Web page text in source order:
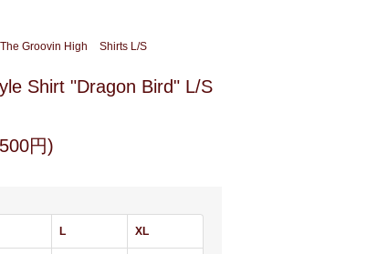
The Groovin High Shirts L/S
Shirt "Dragon Bird" L/S
円)
L XL